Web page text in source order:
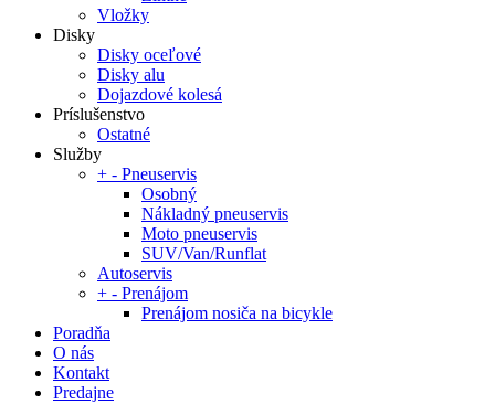
Vložky
Disky
Disky oceľové
Disky alu
Dojazdové kolesá
Príslušenstvo
Ostatné
Služby
+ - Pneuservis
Osobný
Nákladný pneuservis
Moto pneuservis
SUV/Van/Runflat
Autoservis
+ - Prenájom
Prenájom nosiča na bicykle
Poradňa
O nás
Kontakt
Predajne